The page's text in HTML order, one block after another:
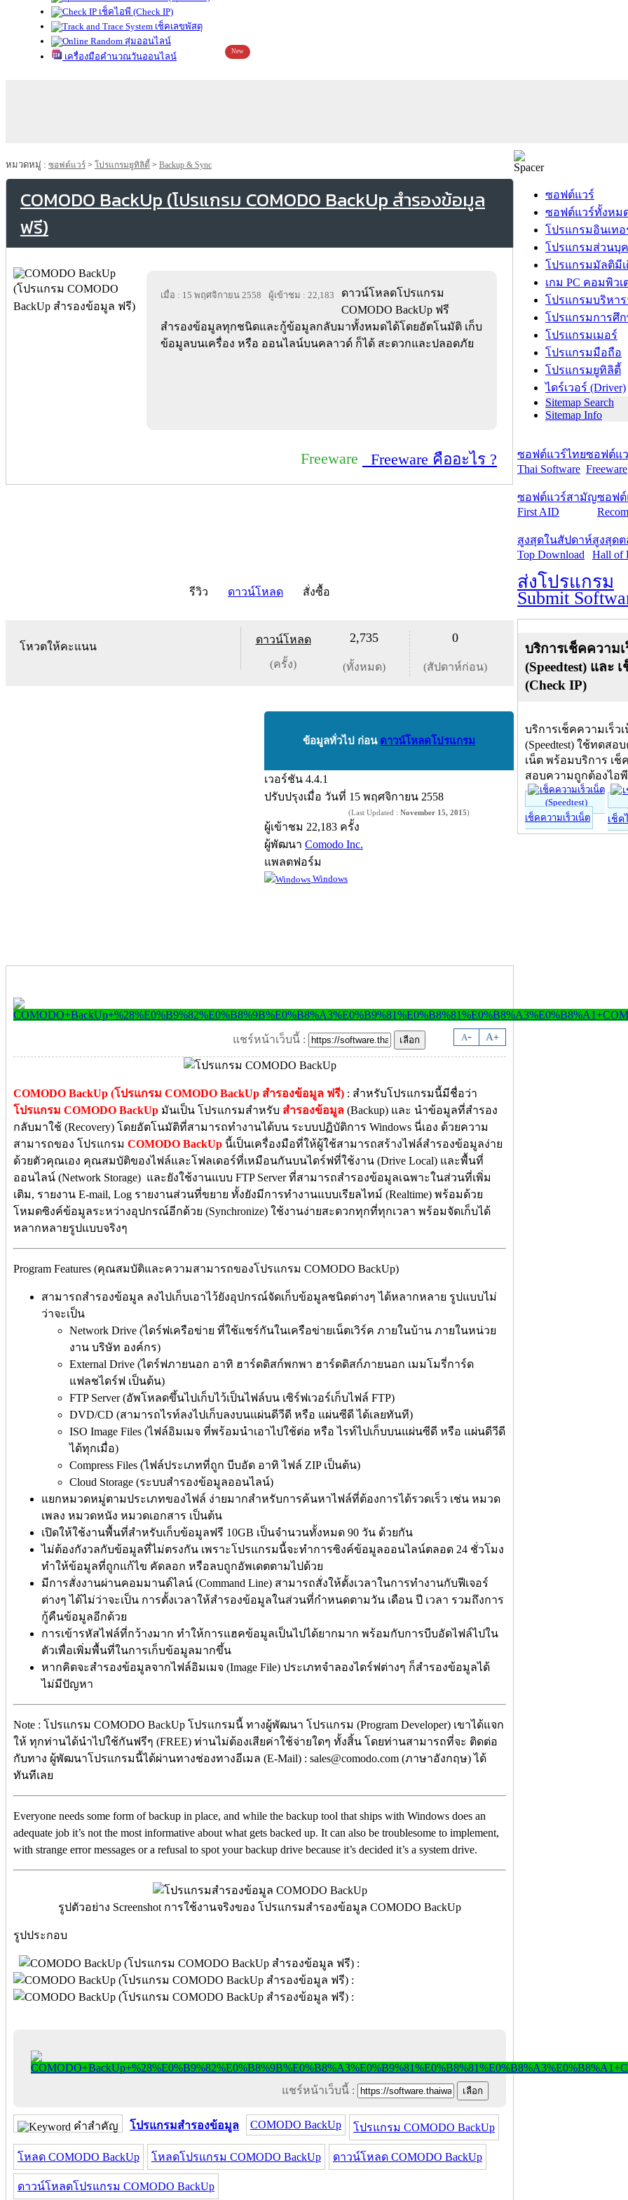
เช็คไอพี (Check IP)
เช็คเลขพัสดุ
สุ่มออนไลน์
เครื่องมือคำนวณวันออนไลน์
New
หมวดหมู่ : ซอฟต์แวร์ > โปรแกรมยูทิลิตี้ > Backup & Sync
COMODO BackUp (โปรแกรม COMODO BackUp สำรองข้อมูล
ฟรี)
เมื่อ : 15 พฤศจิกายน 2558 ผู้เข้าชม : 22,183
ดาวน์โหลดโปรแกรม
COMODO BackUp ฟรี
สำรองข้อมูลทุกชนิดและกู้ข้อมูลกลับมาทั้งหมดได้โดยอัตโนมัติ เก็บ
ข้อมูลบนเครื่อง หรือ ออนไลน์บนคลาวด์ ก็ได้ สะดวกและปลอดภัย
Freeware Freeware คืออะไร ?
รีวิว ดาวน์โหลด สั่งซื้อ
โหวตให้คะแนน
ดาวน์โหลด
(ครั้ง)
2,735
(ทั้งหมด)
0
(สัปดาห์ก่อน)
ข้อมูลทั่วไป ก่อน ดาวน์โหลดโปรแกรม
เวอร์ชัน 4.4.1
ปรับปรุงเมื่อ วันที่ 15 พฤศจิกายน 2558
(Last Updated : November 15, 2015)
ผู้เข้าชม 22,183 ครั้ง
ผู้พัฒนา Comodo Inc.
แพลตฟอร์ม
Windows
A- A+
แชร์หน้าเว็บนี้ :
COMODO BackUp (โปรแกรม COMODO BackUp สำรองข้อมูล ฟรี) : สำหรับโปรแกรมนี้มีชื่อว่า
โปรแกรม COMODO BackUp มันเป็น โปรแกรมสำหรับ สำรองข้อมูล (Backup) และ นำข้อมูลที่สำรอง
กลับมาใช้ (Recovery) โดยอัตโนมัติที่สามารถทำงานได้บน ระบบปฏิบัติการ Windows นี่เอง ด้วยความ
สามารถของ โปรแกรม COMODO BackUp นี้เป็นเครื่องมือที่ให้ผู้ใช้สามารถสร้างไฟล์สำรองข้อมูลง่าย
ด้วยตัวคุณเอง คุณสมบัติของไฟล์และโฟลเดอร์ที่เหมือนกันบนไดร์ฟที่ใช้งาน (Drive Local) และพื้นที่
ออนไลน์ (Network Storage) และยังใช้งานแบบ FTP Server ที่สามารถสำรองข้อมูลเฉพาะในส่วนที่เพิ่ม
เติม, รายงาน E-mail, Log รายงานส่วนที่ขยาย ทั้งยังมีการทำงานแบบเรียลไทม์ (Realtime) พร้อมด้วย
โหมดซิงค์ข้อมูลระหว่างอุปกรณ์อีกด้วย (Synchronize) ใช้งานง่ายสะดวกทุกที่ทุกเวลา พร้อมจัดเก็บได้
หลากหลายรูปแบบจริงๆ
Program Features (คุณสมบัติและความสามารถของโปรแกรม COMODO BackUp)
สามารถสำรองข้อมูล ลงไปเก็บเอาไว้ยังอุปกรณ์จัดเก็บข้อมูลชนิดต่างๆ ได้หลากหลาย รูปแบบไม่
ว่าจะเป็น
Network Drive (ไดร์ฟเครือข่าย ที่ใช้แชร์กันในเครือข่ายเน็ตเวิร์ค ภายในบ้าน ภายในหน่วย
งาน บริษัท องค์กร)
External Drive (ไดร์ฟภายนอก อาทิ ฮาร์ดดิสก์พกพา ฮาร์ดดิสก์ภายนอก เมมโมรี่การ์ด
แฟลชไดร์ฟ เป็นต้น)
FTP Server (อัพโหลดขึ้นไปเก็บไว้เป็นไฟล์บน เซิร์ฟเวอร์เก็บไฟล์ FTP)
DVD/CD (สามารถไรท์ลงไปเก็บลงบนแผ่นดีวีดี หรือ แผ่นซีดี ได้เลยทันที)
ISO Image Files (ไฟล์อิมเมจ ที่พร้อมนำเอาไปใช้ต่อ หรือ ไรท์ไปเก็บบนแผ่นซีดี หรือ แผ่นดีวีดี
ได้ทุกเมื่อ)
Compress Files (ไฟล์ประเภทที่ถูก บีบอัด อาทิ ไฟล์ ZIP เป็นต้น)
Cloud Storage (ระบบสำรองข้อมูลออนไลน์)
แยกหมวดหมู่ตามประเภทของไฟล์ ง่ายมากสำหรับการค้นหาไฟล์ที่ต้องการได้รวดเร็ว เช่น หมวด
เพลง หมวดหนัง หมวดเอกสาร เป็นต้น
เปิดให้ใช้งานพื้นที่สำหรับเก็บข้อมูลฟรี 10GB เป็นจำนวนทั้งหมด 90 วัน ด้วยกัน
ไม่ต้องกังวลกับข้อมูลที่ไม่ตรงกัน เพราะโปรแกรมนี้จะทำการซิงค์ข้อมูลออนไลน์ตลอด 24 ชั่วโมง
ทำให้ข้อมูลที่ถูกแก้ไข คัดลอก หรือลบถูกอัพเดตตามไปด้วย
มีการสั่งงานผ่านคอมมานด์ไลน์ (Command Line) สามารถสั่งให้ตั้งเวลาในการทำงานกับฟีเจอร์
ต่างๆ ได้ไม่ว่าจะเป็น การตั้งเวลาให้สำรองข้อมูลในส่วนที่กำหนดตามวัน เดือน ปี เวลา รวมถึงการ
กู้คืนข้อมูลอีกด้วย
การเข้ารหัสไฟล์ที่กว้างมาก ทำให้การแฮคข้อมูลเป็นไปได้ยากมาก พร้อมกับการบีบอัดไฟล์ไปใน
ตัวเพื่อเพิ่มพื้นที่ในการเก็บข้อมูลมากขึ้น
หากคิดจะสำรองข้อมูลจากไฟล์อิมเมจ (Image File) ประเภทจำลองไดร์ฟต่างๆ ก็สำรองข้อมูลได้
ไม่มีปัญหา
Note : โปรแกรม COMODO BackUp โปรแกรมนี้ ทางผู้พัฒนา โปรแกรม (Program Developer) เขาได้แจก
ให้ ทุกท่านได้นำไปใช้กันฟรีๆ (FREE) ท่านไม่ต้องเสียค่าใช้จ่ายใดๆ ทั้งสิ้น โดยท่านสามารถที่จะ ติดต่อ
กับทาง ผู้พัฒนาโปรแกรมนี้ได้ผ่านทางช่องทางอีเมล (E-Mail) : sales@comodo.com (ภาษาอังกฤษ) ได้
ทันทีเลย
Everyone needs some form of backup in place, and while the backup tool that ships with Windows does an
adequate job it’s not the most informative about what gets backed up. It can also be troublesome to implement,
with strange error messages or a refusal to spot your backup drive because it’s decided it’s a system drive.
รูปตัวอย่าง Screenshot การใช้งานจริงของ โปรแกรมสำรองข้อมูล COMODO BackUp
รูปประกอบ
แชร์หน้าเว็บนี้ :
คำสำคัญ โปรแกรมสำรองข้อมูล COMODO BackUp โปรแกรม COMODO BackUp
โหลด COMODO BackUp โหลดโปรแกรม COMODO BackUp ดาวน์โหลด COMODO BackUp
ดาวน์โหลดโปรแกรม COMODO BackUp
ซอฟต์แวร์
ซอฟต์แวร์ทั้งหม
โปรแกรมอินเทอ
โปรแกรมส่วนบุ
โปรแกรมมัลติมีเ
เกม PC คอมพิวเ
โปรแกรมบริหา
โปรแกรมการศึ
โปรแกรมเมอร์
โปรแกรมมือถือ
โปรแกรมยูทิลิตี้
ไดร์เวอร์ (Driver)
Sitemap Search
Sitemap Info
ซอฟต์แวร์ไทย
Thai Software
ซอฟต์แ
Freeware
ซอฟต์แวร์สามัญ
First AID
ซอฟต์
สูงสุดในสัปดาห์
Top Download
สูงสุด
Hall of
ส่งโปรแกรม
Submit
บริการเช็คความเ
(Speedtest) และ
(Check IP)
บริการเช็คความเร็ว
(Speedtest) ใช้ทดสอ
เน็ต พร้อมบริการ เช็
สอบความถูกต้องไอ
เช็คความเร็วเน็ต เช็ค